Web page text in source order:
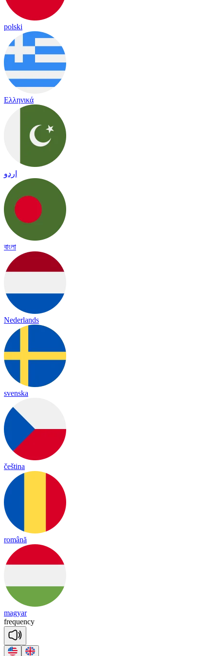
polski
Ελληνικά
اردو
বাংলা
Nederlands
svenska
čeština
română
magyar
frequency